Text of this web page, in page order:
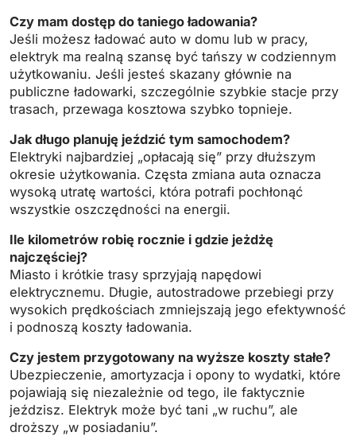
Czy mam dostęp do taniego ładowania?
Jeśli możesz ładować auto w domu lub w pracy,
elektryk ma realną szansę być tańszy w codziennym
użytkowaniu. Jeśli jesteś skazany głównie na
publiczne ładowarki, szczególnie szybkie stacje przy
trasach, przewaga kosztowa szybko topnieje.
Jak długo planuję jeździć tym samochodem?
Elektryki najbardziej „opłacają się” przy dłuższym
okresie użytkowania. Częsta zmiana auta oznacza
wysoką utratę wartości, która potrafi pochłonąć
wszystkie oszczędności na energii.
Ile kilometrów robię rocznie i gdzie jeżdżę
najczęściej?
Miasto i krótkie trasy sprzyjają napędowi
elektrycznemu. Długie, autostradowe przebiegi przy
wysokich prędkościach zmniejszają jego efektywność
i podnoszą koszty ładowania.
Czy jestem przygotowany na wyższe koszty stałe?
Ubezpieczenie, amortyzacja i opony to wydatki, które
pojawiają się niezależnie od tego, ile faktycznie
jeździsz. Elektryk może być tani „w ruchu”, ale
droższy „w posiadaniu”.